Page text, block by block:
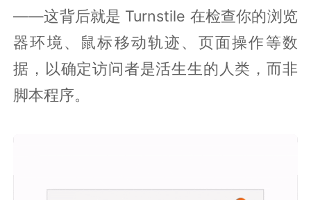
——这背后就是 Turnstile 在检查你的浏览
器环境、鼠标移动轨迹、页面操作等数
据，以确定访问者是活生生的人类，而非
脚本程序。